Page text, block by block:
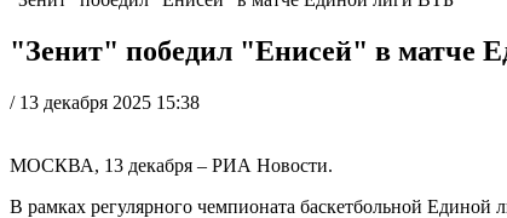
"Зенит" победил "Енисей" в матче
/ 13 декабря 2025 15:38
МОСКВА, 13 декабря – РИА Новости.
В рамках регулярного чемпионата баскетбольной